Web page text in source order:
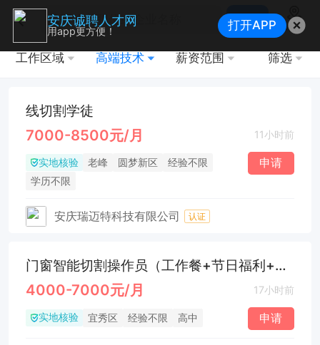
搜索
地图
工作区域 高端技术 薪资范围 筛选
线切割学徒
7000-8500元/月 11小时前
实地核验 老峰 圆梦新区
经验不限
学历不限
申请
安庆瑞迈特科技有限公司 认证
门窗智能切割操作员（工作餐+节日福利+招学徒）
4000-7000元/月 17小时前
实地核验 宜秀区 经验不限 高中 申请
安庆诚聘人才网
用app更方便！ 打开APP